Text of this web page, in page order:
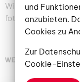
Wir begeben uns
fotografische
WEITERLESEN
und
anzubieten.
Cookies zu
Zur
Cookie-